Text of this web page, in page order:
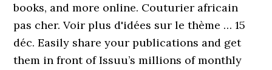
books, and more online. Couturier africain
pas cher. Voir plus d'idées sur le thème … 15
déc. Easily share your publications and get
them in front of Issuu’s millions of monthly